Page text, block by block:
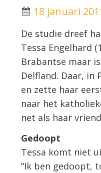
18 januari
De studie dreef
Tessa Engelhard
Brabantse maar
Delfland. Daar, in
en zette haar
naar het
net als haar
Gedoopt
Tessa komt niet
“Ik ben gedoopt,